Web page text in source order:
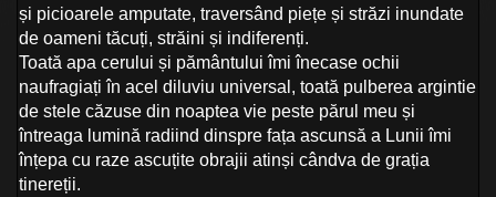
și picioarele amputate, traversând piețe și străzi inundate
de oameni tăcuți, străini și indiferenți.
Toată apa cerului și pământului îmi înecase ochii
naufragiați în acel diluviu universal, toată pulberea argintie
de stele căzuse din noaptea vie peste părul meu și
întreaga lumină radiind dinspre fața ascunsă a Lunii îmi
înțepa cu raze ascuțite obrajii atinși cândva de grația
tinereții.